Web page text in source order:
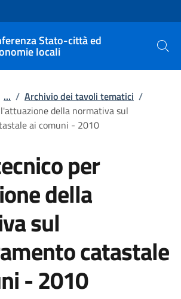
sito
Stato-città ed
locali Cerca
... / Archivio dei tavoli tematici /
della normativa sul
ai comuni - 2010
per
della
sul
catastale
- 2010